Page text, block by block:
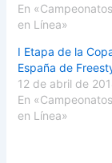
En
en Línea»
I Etapa de la
España de
12 de abril de
En
en Línea»